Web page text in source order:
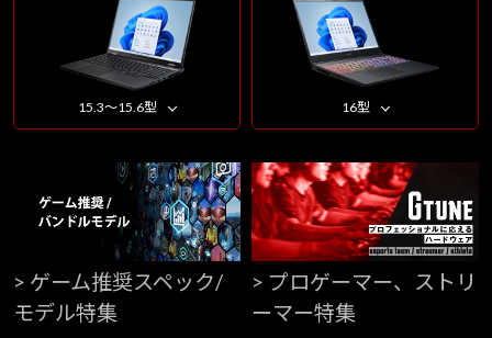
15.3～15.6型 16型
> ゲーム推奨スペック/
モデル特集
> プロゲーマー、ストリ
ーマー特集